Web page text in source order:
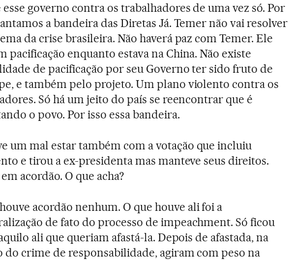
governo contra os trabalhadores de uma vez só. Por
a bandeira das Diretas Já. Temer não vai resolver
da crise brasileira. Não haverá paz com Temer. Ele
pacificação enquanto estava na China. Não existe
de pacificação por seu Governo ter sido fruto de
e também pelo projeto. Um plano violento contra os
Só há um jeito do país se reencontrar que é
o povo. Por isso essa bandeira.
um mal estar também com a votação que incluiu
e tirou a ex-presidenta mas manteve seus direitos.
acordão. O que acha?
acordão nenhum. O que houve ali foi a
de fato do processo de impeachment. Só ficou
ali que queriam afastá-la. Depois de afastada, na
do crime de responsabilidade, agiram com peso na